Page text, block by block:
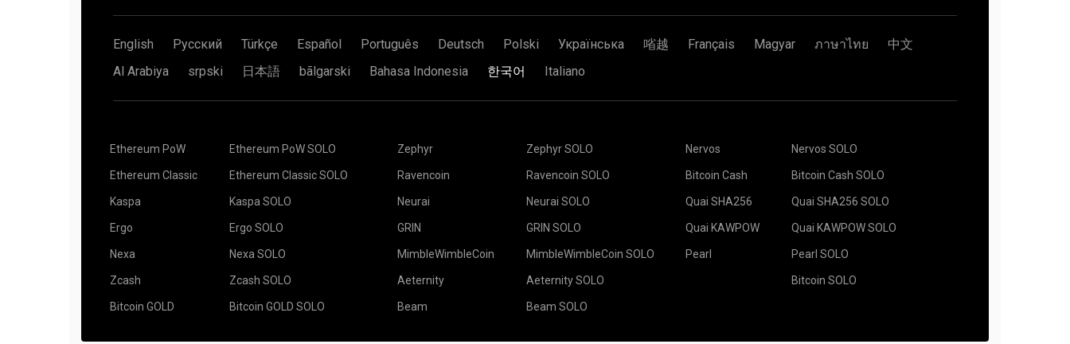
English Русский Türkçe Español Português Deutsch Polski Українська 㗂越 Français Magyar ภาษาไทย
中文
Al Arabiya
srpski 日本語 bãlgarski Bahasa Indonesia 한국어 Italiano
Ethereum PoW
Ethereum Classic
Kaspa
Ergo
Nexa
Zcash
Bitcoin GOLD
Ethereum PoW SOLO
Ethereum Classic SOLO
Kaspa SOLO
Ergo SOLO
Nexa SOLO
Zcash SOLO
Bitcoin GOLD SOLO
Zephyr
Ravencoin
Neurai
GRIN
MimbleWimbleCoin
Aeternity
Beam
Zephyr SOLO
Ravencoin SOLO
Neurai SOLO
GRIN SOLO
MimbleWimbleCoin SOLO
Aeternity SOLO
Beam SOLO
Nervos
Bitcoin Cash
Quai SHA256
Quai KAWPOW
Pearl
Nervos SOLO
Bitcoin Cash SOLO
Quai SHA256 SOLO
Quai KAWPOW SOLO
Pearl SOLO
Bitcoin SOLO